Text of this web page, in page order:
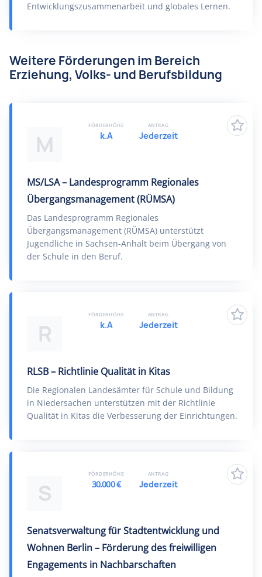
Entwicklungszusammenarbeit und globales Lernen.
Weitere Förderungen im Bereich
Erziehung, Volks- und Berufsbildung
M
MS/LSA – Landesprogramm Regionales
Übergangsmanagement (RÜMSA)
Das Landesprogramm Regionales
Übergangsmanagement (RÜMSA) unterstützt
Jugendliche in Sachsen-Anhalt beim Übergang von
der Schule in den Beruf.
FÖRDERHÖHE
k.A
ANTRAG
Jederzeit
R
RLSB – Richtlinie Qualität in Kitas
Die Regionalen Landesämter für Schule und Bildung
in Niedersachen unterstützen mit der Richtlinie
Qualität in Kitas die Verbesserung der Einrichtungen.
FÖRDERHÖHE
k.A
ANTRAG
Jederzeit
S
Senatsverwaltung für Stadtentwicklung und
Wohnen Berlin – Förderung des freiwilligen
Engagements in Nachbarschaften
FÖRDERHÖHE
30.000 €
ANTRAG
Jederzeit